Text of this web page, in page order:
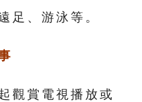
足、游泳等。
觀賞電視播放或